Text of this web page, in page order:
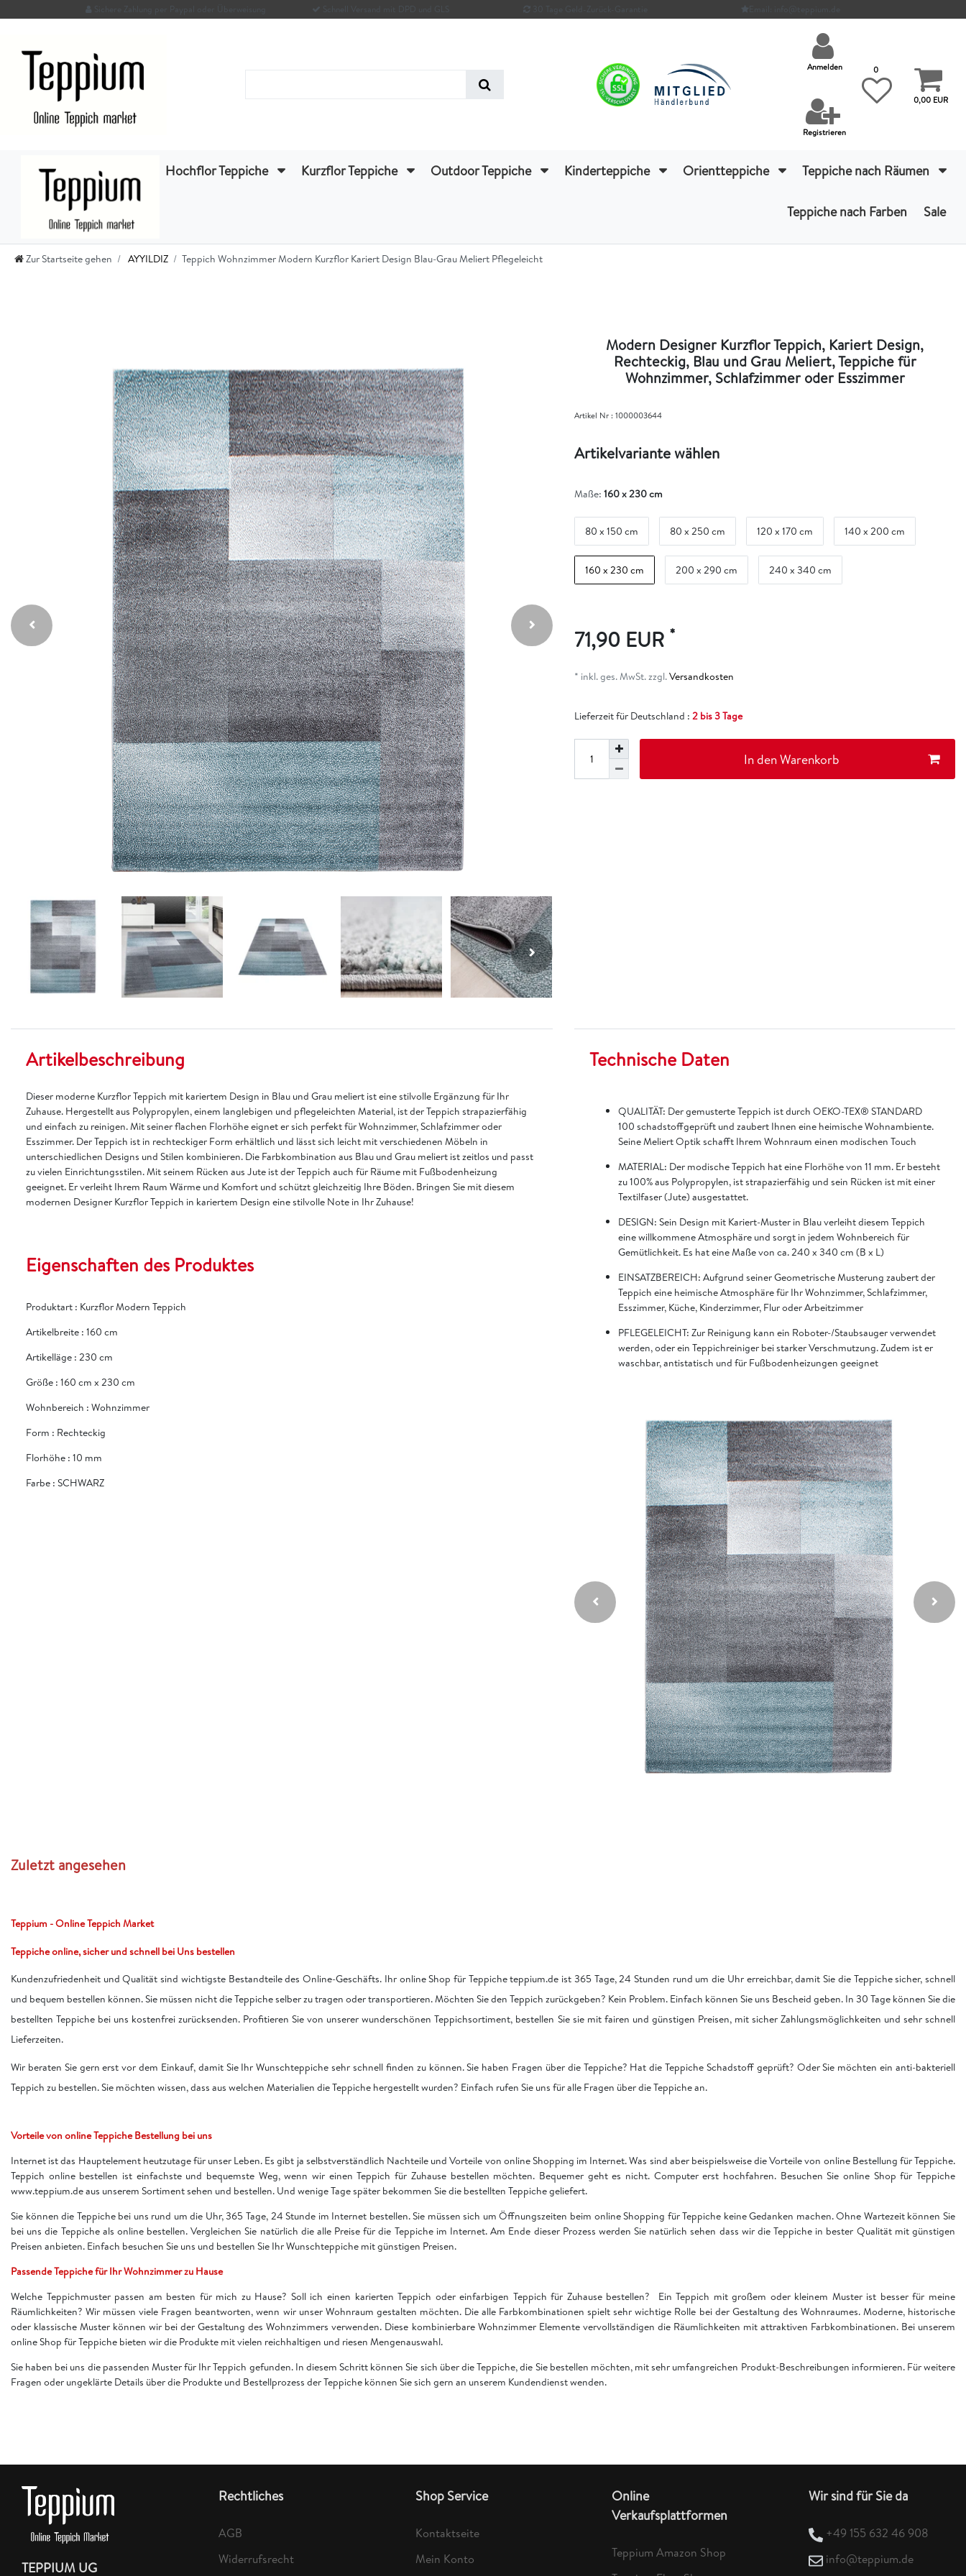
Sichere Zahlung per Paypal oder Überweisung Schnell Versand mit DPD und GLS 30 Tage Geld-Zurück-Garantie Email: info@teppium.de
Anmelden
Registrieren
0
0,00 EUR
Hochflor Teppiche Kurzflor Teppiche Outdoor Teppiche Kinderteppiche Orientteppiche Teppiche nach Räumen
Teppiche nach Farben Sale
Zur Startseite gehen AYYILDIZ Teppich Wohnzimmer Modern Kurzflor Kariert Design Blau-Grau Meliert Pflegeleicht
Modern Designer Kurzflor Teppich, Kariert Design,
Rechteckig, Blau und Grau Meliert, Teppiche für
Wohnzimmer, Schlafzimmer oder Esszimmer
Artikel Nr :1000003644
Artikelvariante wählen
Maße: 160 x 230 cm
80 x 150 cm 80 x 250 cm 120 x 170 cm 140 x 200 cm
160 x 230 cm 200 x 290 cm 240 x 340 cm
71,90 EUR *
* inkl. ges. MwSt. zzgl.Versandkosten
Lieferzeit für Deutschland : 2 bis 3 Tage
In den Warenkorb
Artikelbeschreibung
Dieser moderne Kurzflor Teppich mit kariertem Design in Blau und Grau meliert ist eine stilvolle Ergänzung für Ihr
Zuhause. Hergestellt aus Polypropylen, einem langlebigen und pflegeleichten Material, ist der Teppich strapazierfähig
und einfach zu reinigen. Mit seiner flachen Florhöhe eignet er sich perfekt für Wohnzimmer, Schlafzimmer oder
Esszimmer. Der Teppich ist in rechteckiger Form erhältlich und lässt sich leicht mit verschiedenen Möbeln in
unterschiedlichen Designs und Stilen kombinieren. Die Farbkombination aus Blau und Grau meliert ist zeitlos und passt
zu vielen Einrichtungsstilen. Mit seinem Rücken aus Jute ist der Teppich auch für Räume mit Fußbodenheizung
geeignet. Er verleiht Ihrem Raum Wärme und Komfort und schützt gleichzeitig Ihre Böden. Bringen Sie mit diesem
modernen Designer Kurzflor Teppich in kariertem Design eine stilvolle Note in Ihr Zuhause!
Eigenschaften des Produktes
Produktart : Kurzflor Modern Teppich
Artikelbreite : 160 cm
Artikelläge : 230 cm
Größe : 160 cm x 230 cm
Wohnbereich : Wohnzimmer
Form : Rechteckig
Florhöhe : 10 mm
Farbe : SCHWARZ
Technische Daten
QUALITÄT: Der gemusterte Teppich ist durch OEKO-TEX® STANDARD
100 schadstoffgeprüft und zaubert Ihnen eine heimische Wohnambiente.
Seine Meliert Optik schafft Ihrem Wohnraum einen modischen Touch
MATERIAL: Der modische Teppich hat eine Florhöhe von 11 mm. Er besteht
zu 100% aus Polypropylen, ist strapazierfähig und sein Rücken ist mit einer
Textilfaser (Jute) ausgestattet.
DESIGN: Sein Design mit Kariert-Muster in Blau verleiht diesem Teppich
eine willkommene Atmosphäre und sorgt in jedem Wohnbereich für
Gemütlichkeit. Es hat eine Maße von ca. 240 x 340 cm (B x L)
EINSATZBEREICH: Aufgrund seiner Geometrische Musterung zaubert der
Teppich eine heimische Atmosphäre für Ihr Wohnzimmer, Schlafzimmer,
Esszimmer, Küche, Kinderzimmer, Flur oder Arbeitzimmer
PFLEGELEICHT: Zur Reinigung kann ein Roboter-/Staubsauger verwendet
werden, oder ein Teppichreiniger bei starker Verschmutzung. Zudem ist er
waschbar, antistatisch und für Fußbodenheizungen geeignet
Zuletzt angesehen
Teppium - Online Teppich Market
Teppiche online, sicher und schnell bei Uns bestellen
Kundenzufriedenheit und Qualität sind wichtigste Bestandteile des Online-Geschäfts. Ihr online Shop für Teppiche teppium.de ist 365 Tage, 24 Stunden rund um die Uhr erreichbar, damit Sie die Teppiche sicher, schnell
und bequem bestellen können. Sie müssen nicht die Teppiche selber zu tragen oder transportieren. Möchten Sie den Teppich zurückgeben? Kein Problem. Einfach können Sie uns Bescheid geben. In 30 Tage können Sie die
bestellten Teppiche bei uns kostenfrei zurücksenden. Profitieren Sie von unserer wunderschönen Teppichsortiment, bestellen Sie sie mit fairen und günstigen Preisen, mit sicher Zahlungsmöglichkeiten und sehr schnell
Lieferzeiten.
Wir beraten Sie gern erst vor dem Einkauf, damit Sie Ihr Wunschteppiche sehr schnell finden zu können. Sie haben Fragen über die Teppiche? Hat die Teppiche Schadstoff geprüft? Oder Sie möchten ein anti-bakteriell
Teppich zu bestellen. Sie möchten wissen, dass aus welchen Materialien die Teppiche hergestellt wurden? Einfach rufen Sie uns für alle Fragen über die Teppiche an.
Vorteile von online Teppiche Bestellung bei uns
Internet ist das Hauptelement heutzutage für unser Leben. Es gibt ja selbstverständlich Nachteile und Vorteile von online Shopping im Internet. Was sind aber beispielsweise die Vorteile von online Bestellung für Teppiche.
Teppich online bestellen ist einfachste und bequemste Weg, wenn wir einen Teppich für Zuhause bestellen möchten. Bequemer geht es nicht. Computer erst hochfahren. Besuchen Sie online Shop für Teppiche
www.teppium.de aus unserem Sortiment sehen und bestellen. Und wenige Tage später bekommen Sie die bestellten Teppiche geliefert.
Sie können die Teppiche bei uns rund um die Uhr, 365 Tage, 24 Stunde im Internet bestellen. Sie müssen sich um Öffnungszeiten beim online Shopping für Teppiche keine Gedanken machen. Ohne Wartezeit können Sie
bei uns die Teppiche als online bestellen. Vergleichen Sie natürlich die alle Preise für die Teppiche im Internet. Am Ende dieser Prozess werden Sie natürlich sehen dass wir die Teppiche in bester Qualität mit günstigen
Preisen anbieten. Einfach besuchen Sie uns und bestellen Sie Ihr Wunschteppiche mit günstigen Preisen.
Passende Teppiche für Ihr Wohnzimmer zu Hause
Welche Teppichmuster passen am besten für mich zu Hause? Soll ich einen karierten Teppich oder einfarbigen Teppich für Zuhause bestellen? Ein Teppich mit großem oder kleinem Muster ist besser für meine
Räumlichkeiten? Wir müssen viele Fragen beantworten, wenn wir unser Wohnraum gestalten möchten. Die alle Farbkombinationen spielt sehr wichtige Rolle bei der Gestaltung des Wohnraumes. Moderne, historische
oder klassische Muster können wir bei der Gestaltung des Wohnzimmers verwenden. Diese kombinierbare Wohnzimmer Elemente vervollständigen die Räumlichkeiten mit attraktiven Farbkombinationen. Bei unserem
online Shop für Teppiche bieten wir die Produkte mit vielen reichhaltigen und riesen Mengenauswahl.
Sie haben bei uns die passenden Muster für Ihr Teppich gefunden. In diesem Schritt können Sie sich über die Teppiche, die Sie bestellen möchten, mit sehr umfangreichen Produkt-Beschreibungen informieren. Für weitere
Fragen oder ungeklärte Details über die Produkte und Bestellprozess der Teppiche können Sie sich gern an unserem Kundendienst wenden.
TEPPIUM UG
Rechtliches
AGB
Widerrufsrecht
Shop Service
Kontaktseite
Mein Konto
Online
Verkaufsplattformen
Teppium Amazon Shop
Wir sind für Sie da
+49 155 632 46 908
info@teppium.de